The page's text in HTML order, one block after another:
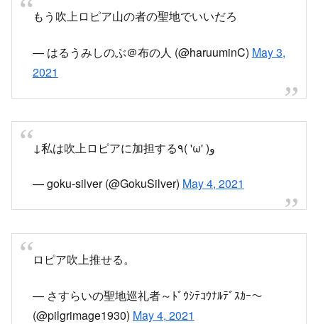
もう吹上ロピア山の者の聖地でいいだろ
— はるうみしのぶ＠布の人 (@haruuminC) May 3,
2021
↓私は吹上ロピアに加担する٩( 'ω' )و
— goku-silver (@GokuSilver) May 4, 2021
ロピア吹上推せる。
— さすらいの聖地巡礼者～ﾄﾞｳｼﾃｺｳﾅﾙﾃﾞｽｶｰ～
(@pilgrimage1930) May 4, 2021